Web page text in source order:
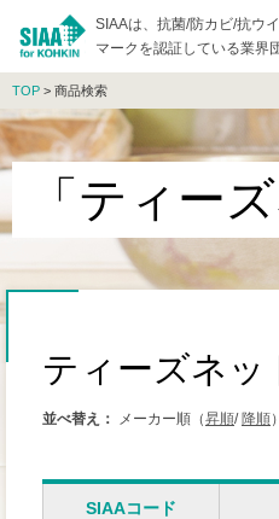
SIAAは、抗菌/防カビ/抗ウ
マークを認証している業界
TOP > 商品検索
「ティー
ティーズネッ
並べ替え： メーカー順（昇順/ 降順）
SIAAコード